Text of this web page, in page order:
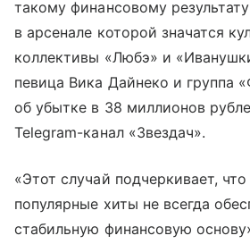
такому финансовому
в арсенале которой значатся
коллективы «Любэ» и
певица Вика Дайнеко и группа
об убытке в 38 миллионов
Telegram-канал «Звездач».
«Этот случай подчеркивает,
популярные хиты не всегда
стабильную финансовую